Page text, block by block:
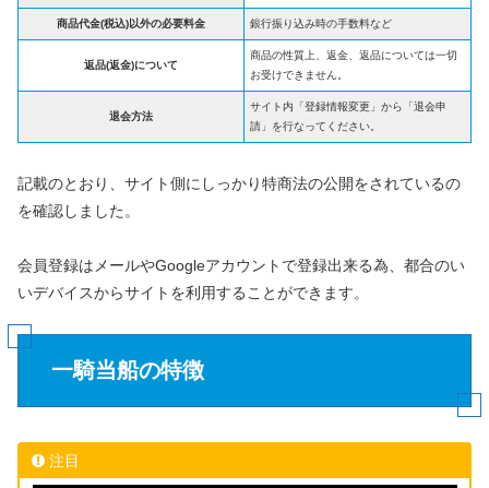
商品代金(税込)以外の必要料金 銀行振り込み時の手数料など
返品(返金)について
商品の性質上、返金、返品については一切
お受けできません。
退会方法
サイト内「登録情報変更」から「退会申
請」を行なってください。
記載のとおり、サイト側にしっかり特商法の公開をされているの
を確認しました。
会員登録はメールやGoogleアカウントで登録出来る為、都合のい
いデバイスからサイトを利用することができます。
一騎当船の特徴
注目